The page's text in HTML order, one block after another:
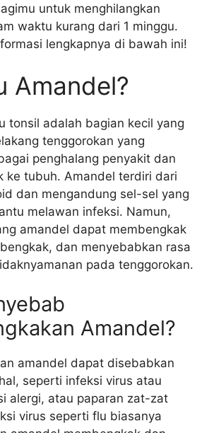
untuk menghilangkan
waktu kurang dari 1 minggu.
lengkapnya di bawah ini!
Amandel?
tonsil adalah bagian kecil yang
tenggorokan yang
penghalang penyakit dan
ke tubuh. Amandel terdiri dari
dan mengandung sel-sel yang
melawan infeksi. Namun,
amandel dapat membengkak
dan menyebabkan rasa
pada tenggorokan.
Amandel?
amandel dapat disebabkan
seperti infeksi virus atau
alergi, atau paparan zat-zat
virus seperti flu biasanya